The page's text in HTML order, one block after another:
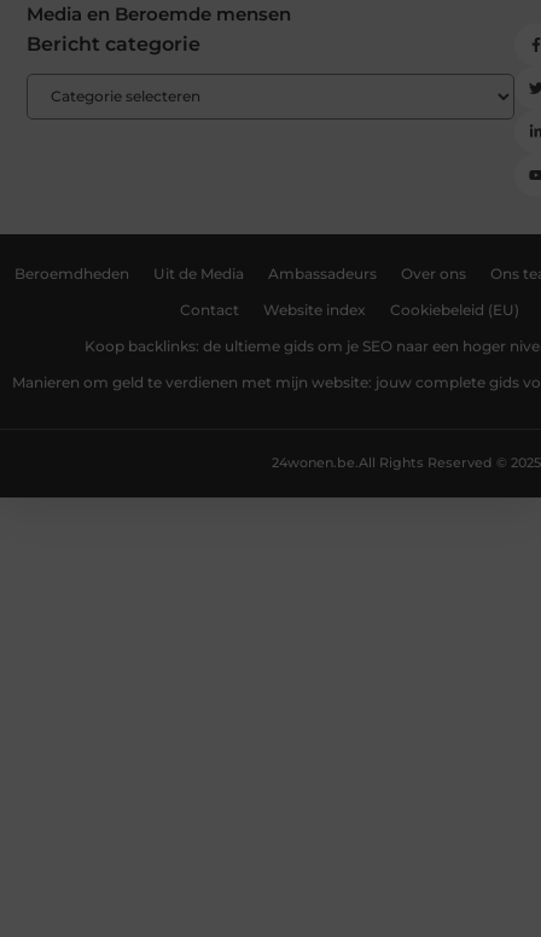
Media en Beroemde mensen
Bericht categorie
Beroemdheden Uit de Media Ambassadeurs Over ons Ons
Contact Website index Cookiebeleid (EU)
Koop backlinks: de ultieme gids om je SEO naar een hoger
Manieren om geld te verdienen met mijn website: jouw complete gids
All Rights Reserved © 2025
24wonen.be.